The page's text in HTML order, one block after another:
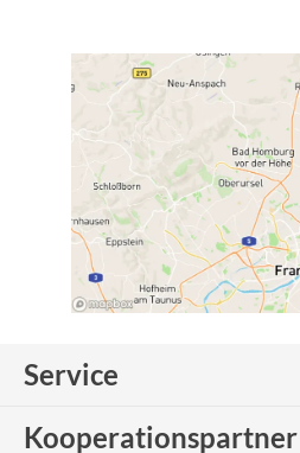
Service
Kooperationspartner